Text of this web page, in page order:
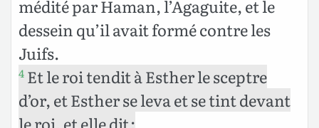
médité par Haman, l’Agaguite, et le
dessein qu’il avait formé contre les
Juifs.
4 Et le roi tendit à Esther le sceptre
d’or, et Esther se leva et se tint devant
le roi, et elle dit :